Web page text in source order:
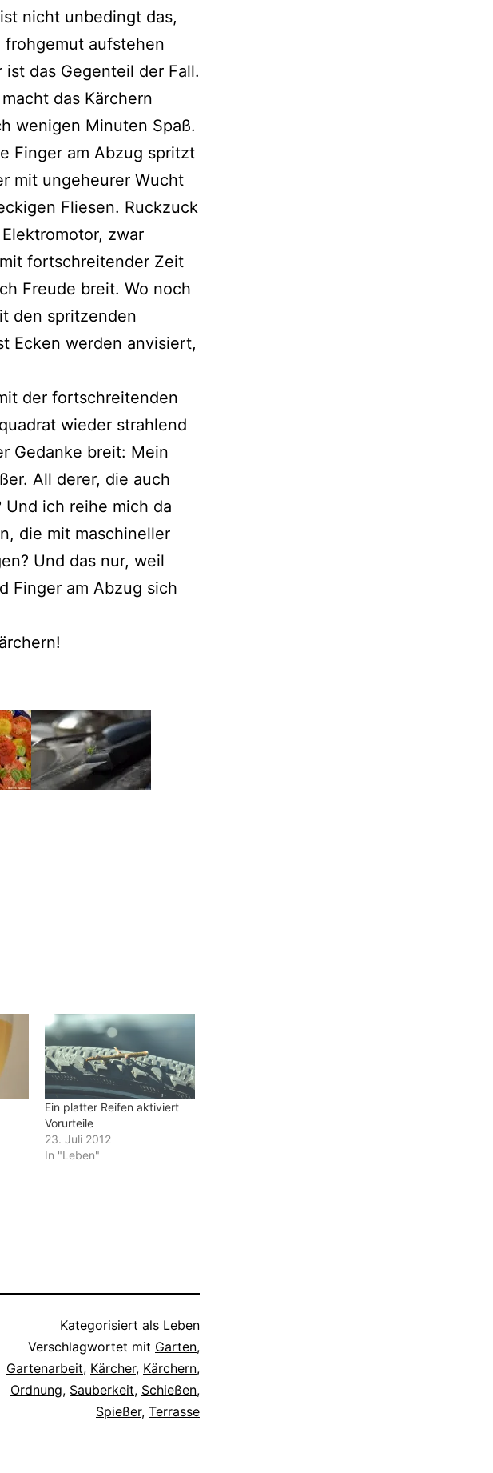
nicht unbedingt das,
frohgemut aufstehen
ist das Gegenteil der Fall.
das Kärchern
wenigen Minuten Spaß.
Finger am Abzug spritzt
mit ungeheurer Wucht
Fliesen. Ruckzuck
zwar
fortschreitender Zeit
Freude breit. Wo noch
den spritzenden
Ecken werden anvisiert,
der fortschreitenden
wieder strahlend
Gedanke breit: Mein
All derer, die auch
Und ich reihe mich da
die mit maschineller
Und das nur, weil
Finger am Abzug sich
Ein platter Reifen aktiviert
Vorurteile
23. Juli 2012
In "Leben"
Kategorisiert als Leben
Verschlagwortet mit Garten,
Gartenarbeit, Kärcher, Kärchern,
Ordnung, Sauberkeit, Schießen,
Spießer, Terrasse